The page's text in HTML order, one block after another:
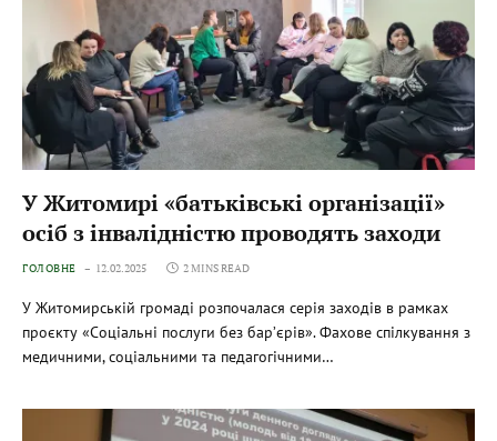
У Житомирі «батьківські організації»
осіб з інвалідністю проводять заходи
ГОЛОВНЕ 12.02.2025 2 MINS READ
У Житомирській громаді розпочалася серія заходів в рамках
проєкту «Соціальні послуги без бар’єрів». Фахове спілкування з
медичними, соціальними та педагогічними…